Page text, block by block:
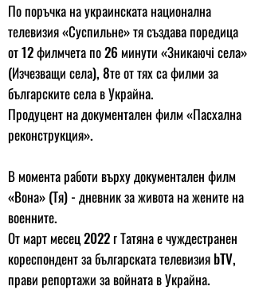
По поръчка на украинската национална
телевизия «Суспильне» тя създава поредица
от 12 филмчета по 26 минути «Зникаючі села»
(Изчезващи села), 8те от тях са филми за
българските села в Украйна.
Продуцент на документален филм «Пасхална
реконструкция».
В момента работи върху документален филм
«Вона» (Тя) - дневник за живота на жените на
военните.
От март месец 2022 г Татяна е чуждестранен
кореспондент за българската телевизия bTV,
прави репортажи за войната в Украйна.